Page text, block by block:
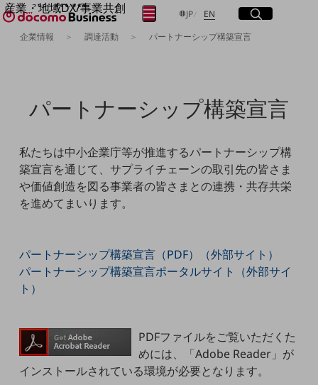
産業・地域DX/事業共創
OPEN HUB for Plural Futures
記事コンテンツ
プレイヤー(カタリスト/パートナー企業)
産業・地域DXプラットフォーマーとして
企業と地域が持続成長する社会を目指します
Smart City
Smart Education
Smart Worksite
生成AI(Generative AI)
地域の取り組み
自治体・地域社会との共創
LGPF(Local Government Platform)
JP日本語
EN Englishサイト内検索
開く
メニュー
開く
フリーワードでNTTドコモビジネスの
取り組みを検索
検索する
企業情報 調達活動 パートナーシップ構築宣言
パートナーシップ構築宣言
私たちは中小企業庁等が推進するパートナーシップ構
築宣言を通じて、サプライチェーンの取引先の皆さま
や価値創造を図る事業者の皆さまとの連携・共存共栄
を進めてまいります。
パートナーシップ構築宣言（PDF）（外部サイト）
パートナーシップ構築宣言ポータルサイト（外部サイ
ト）
PDFファイルをご覧いただくた
めには、「Adobe Reader」が
インストールされている環境が必要となります。